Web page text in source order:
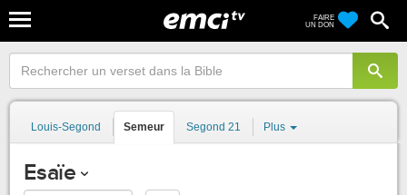
FAIRE
UN DON
Louis-Segond Semeur Segond 21 Plus
Esaïe